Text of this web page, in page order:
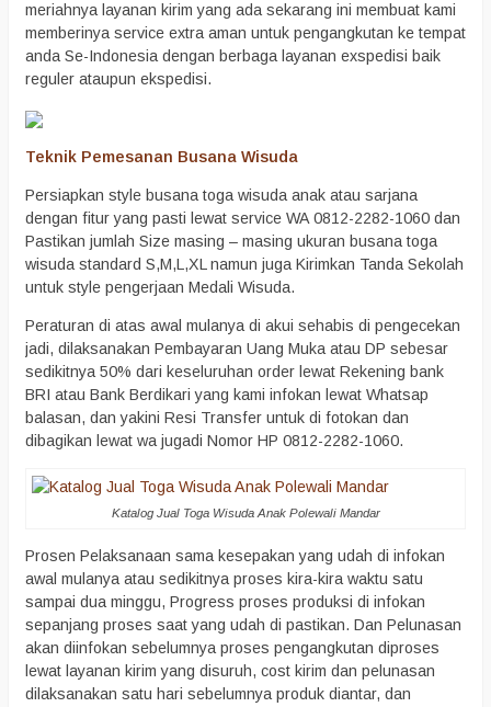
meriahnya layanan kirim yang ada sekarang ini membuat kami
memberinya service extra aman untuk pengangkutan ke tempat
anda Se-Indonesia dengan berbaga layanan exspedisi baik
reguler ataupun ekspedisi.
Teknik Pemesanan Busana Wisuda
Persiapkan style busana toga wisuda anak atau sarjana
dengan fitur yang pasti lewat service WA 0812-2282-1060 dan
Pastikan jumlah Size masing – masing ukuran busana toga
wisuda standard S,M,L,XL namun juga Kirimkan Tanda Sekolah
untuk style pengerjaan Medali Wisuda.
Peraturan di atas awal mulanya di akui sehabis di pengecekan
jadi, dilaksanakan Pembayaran Uang Muka atau DP sebesar
sedikitnya 50% dari keseluruhan order lewat Rekening bank
BRI atau Bank Berdikari yang kami infokan lewat Whatsap
balasan, dan yakini Resi Transfer untuk di fotokan dan
dibagikan lewat wa jugadi Nomor HP 0812-2282-1060.
Katalog Jual Toga Wisuda Anak Polewali Mandar
Prosen Pelaksanaan sama kesepakan yang udah di infokan
awal mulanya atau sedikitnya proses kira-kira waktu satu
sampai dua minggu, Progress proses produksi di infokan
sepanjang proses saat yang udah di pastikan. Dan Pelunasan
akan diinfokan sebelumnya proses pengangkutan diproses
lewat layanan kirim yang disuruh, cost kirim dan pelunasan
dilaksanakan satu hari sebelumnya produk diantar, dan